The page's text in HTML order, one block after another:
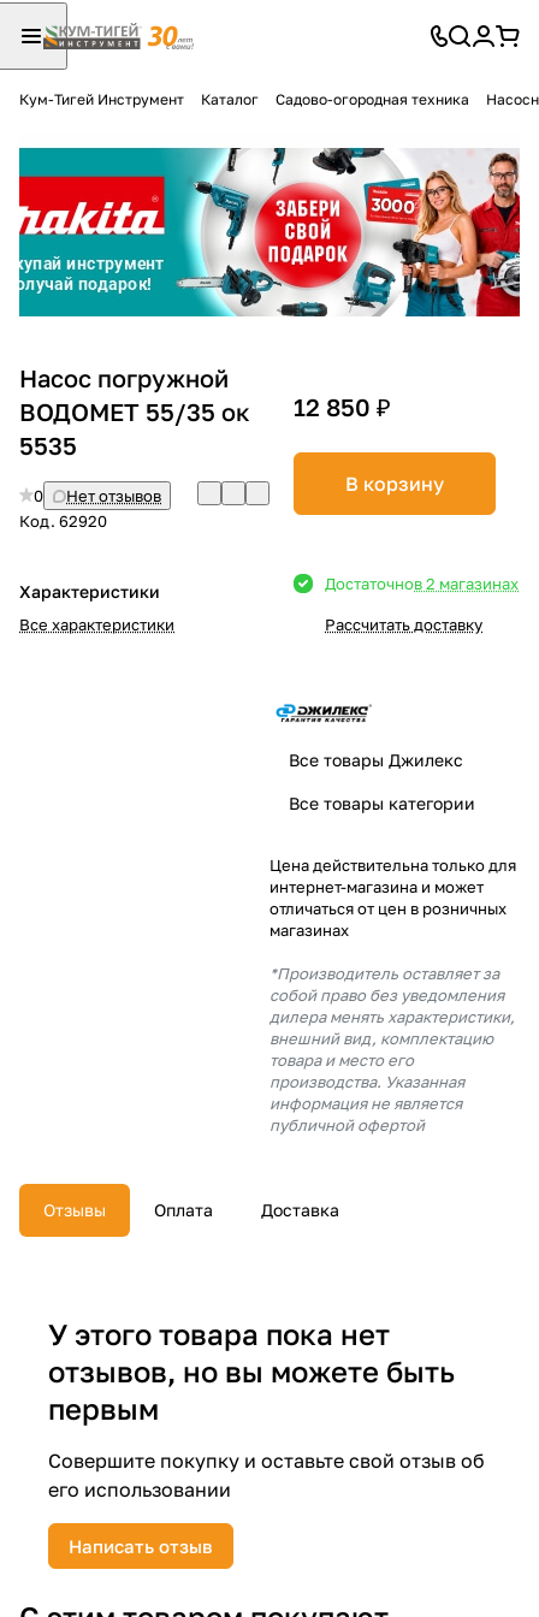
Кум-Тигей Инструмент Каталог Садово-огородная техника
Насос погружной
ВОДОМЕТ 55/35 ок
5535
0
Нет отзывов
Код. 62920
Характеристики
Все характеристики
12 850 ₽
В корзину
Достаточнов 2 магазинах
Рассчитать доставку
Все товары Джилекс
Все товары категории
Цена действительна только для
интернет-магазина и может
отличаться от цен в розничных
магазинах
*Производитель оставляет за
собой право без уведомления
дилера менять характеристики,
внешний вид, комплектацию
товара и место его
производства. Указанная
информация не является
публичной офертой
Отзывы Оплата Доставка
У этого товара пока нет
отзывов, но вы можете быть
первым
Совершите покупку и оставьте свой отзыв об
его использовании
Написать отзыв
Разбейте
оплатуна части
без переплат
График платежей
Сегодня
в корзину
% картой любого банка
% будут
с вашей карты
недели